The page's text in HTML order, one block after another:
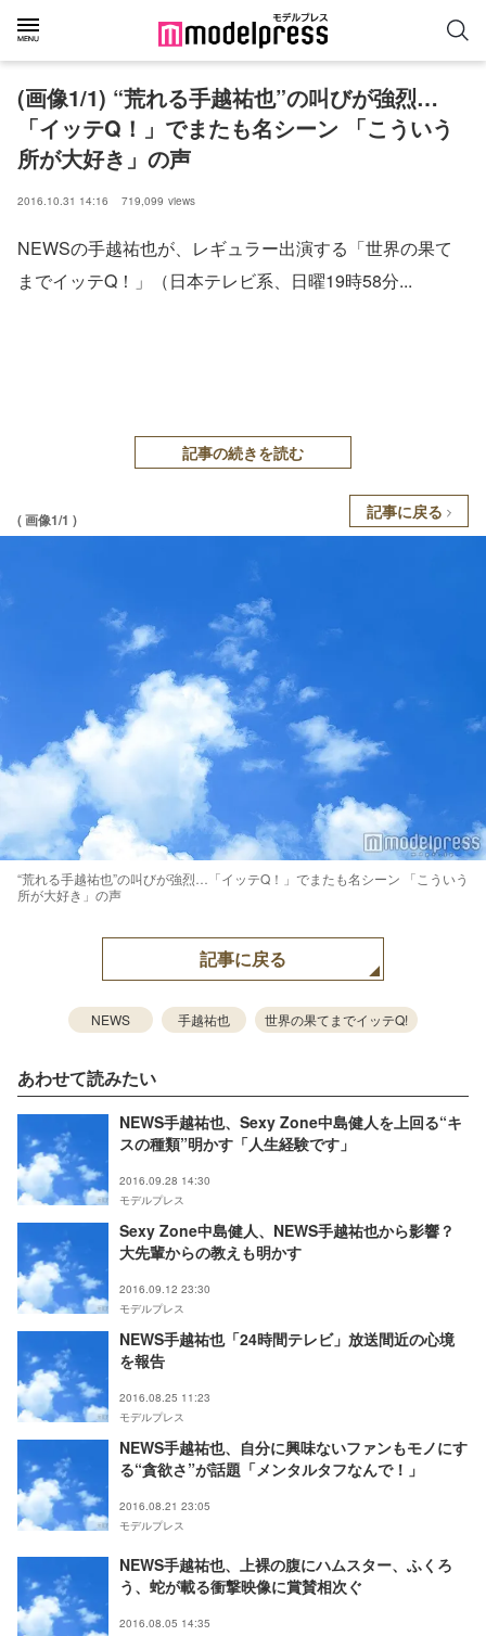
(画像1/1) “荒れる手越祐也”の叫びが強烈…
「イッテQ！」でまたも名シーン 「こういう
所が大好き」の声
2016.10.31 14:16 719,099 views
NEWSの手越祐也が、レギュラー出演する「世界の果て
までイッテQ！」（日本テレビ系、日曜19時58分...
記事の続きを読む
( 画像1/1 ) 記事に戻る
“荒れる手越祐也”の叫びが強烈…「イッテQ！」でまたも名シーン 「こういう
所が大好き」の声
記事に戻る
NEWS 手越祐也 世界の果てまでイッテQ!
あわせて読みたい
NEWS手越祐也、Sexy Zone中島健人を上回る“キ
スの種類”明かす「人生経験です」
2016.09.28 14:30
モデルプレス
Sexy Zone中島健人、NEWS手越祐也から影響？
大先輩からの教えも明かす
2016.09.12 23:30
モデルプレス
NEWS手越祐也「24時間テレビ」放送間近の心境
を報告
2016.08.25 11:23
モデルプレス
NEWS手越祐也、自分に興味ないファンもモノにす
る“貪欲さ”が話題「メンタルタフなんで！」
2016.08.21 23:05
モデルプレス
NEWS手越祐也、上裸の腹にハムスター、ふくろ
う、蛇が載る衝撃映像に賞賛相次ぐ
2016.08.05 14:35